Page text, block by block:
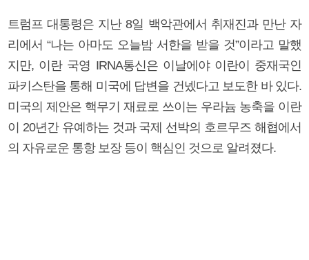
트럼프 대통령은 지난 8일 백악관에서 취재진과 만난 자
리에서 “나는 아마도 오늘밤 서한을 받을 것”이라고 말했
지만, 이란 국영 IRNA통신은 이날에야 이란이 중재국인
파키스탄을 통해 미국에 답변을 건넸다고 보도한 바 있다.
미국의 제안은 핵무기 재료로 쓰이는 우라늄 농축을 이란
이 20년간 유예하는 것과 국제 선박의 호르무즈 해협에서
의 자유로운 통항 보장 등이 핵심인 것으로 알려졌다.